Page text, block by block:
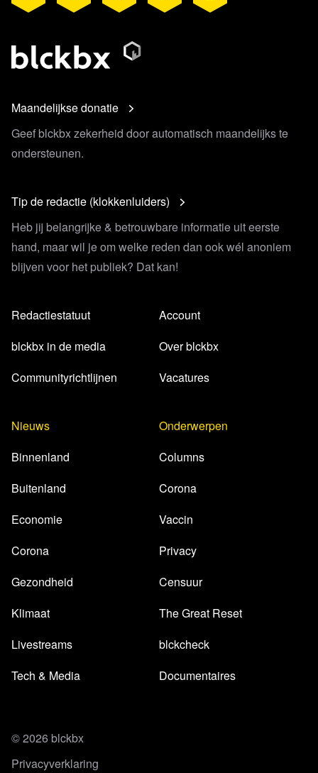
Maandelijkse donatie
Geef blckbx zekerheid door automatisch maandelijks te
ondersteunen.
Tip de redactie (klokkenluiders)
Heb jij belangrijke & betrouwbare informatie uit eerste
hand, maar wil je om welke reden dan ook wél anoniem
blijven voor het publiek? Dat kan!
Redactiestatuut
blckbx in de media
Communityrichtlijnen
Account
Over blckbx
Vacatures
Nieuws
Binnenland
Buitenland
Economie
Corona
Gezondheid
Klimaat
Livestreams
Tech & Media
Onderwerpen
Columns
Corona
Vaccin
Privacy
Censuur
The Great Reset
blckcheck
Documentaires
© 2026 blckbx
Privacyverklaring